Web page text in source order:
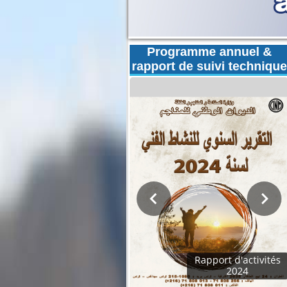
Programme annuel &
rapport de suivi technique
Rapport d'activités
2024